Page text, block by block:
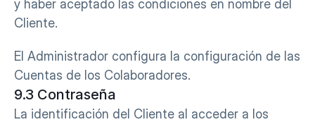
y haber aceptado las condiciones en nombre del
Cliente.
El Administrador configura la configuración de las
Cuentas de los Colaboradores.
9.3 Contraseña
La identificación del Cliente al acceder a los